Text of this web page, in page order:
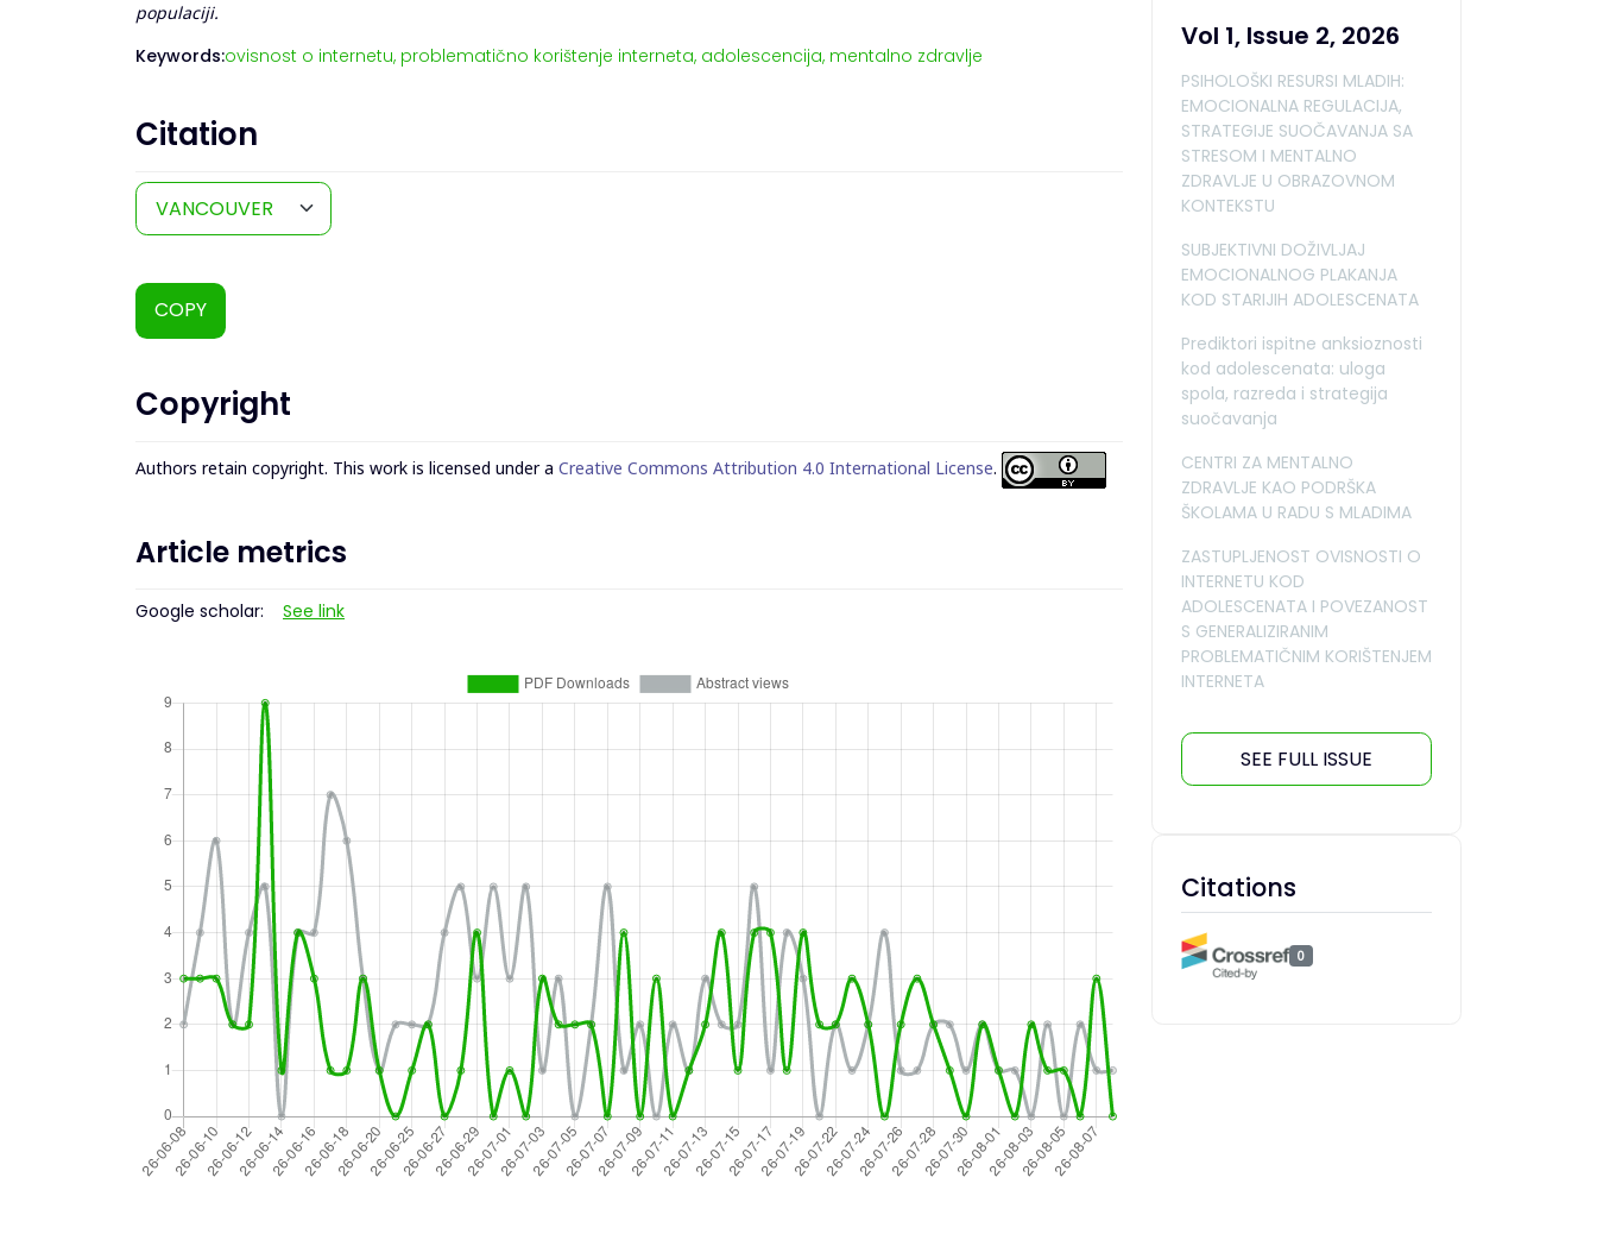
populaciji.
Keywords:ovisnost o internetu, problematično korištenje interneta, adolescencija, mentalno zdravlje
Citation
COPY
Copyright
Authors retain copyright. This work is licensed under a Creative Commons Attribution 4.0 International License.
Article metrics
Google scholar: See link
Vol 1, Issue 2, 2026
PSIHOLOŠKI RESURSI MLADIH:
EMOCIONALNA REGULACIJA,
STRATEGIJE SUOČAVANJA SA
STRESOM I MENTALNO
ZDRAVLJE U OBRAZOVNOM
KONTEKSTU
SUBJEKTIVNI DOŽIVLJAJ
EMOCIONALNOG PLAKANJA
KOD STARIJIH ADOLESCENATA
Prediktori ispitne anksioznosti
kod adolescenata: uloga
spola, razreda i strategija
suočavanja
CENTRI ZA MENTALNO
ZDRAVLJE KAO PODRŠKA
ŠKOLAMA U RADU S MLADIMA
ZASTUPLJENOST OVISNOSTI O
INTERNETU KOD
ADOLESCENATA I POVEZANOST
S GENERALIZIRANIM
PROBLEMATIČNIM KORIŠTENJEM
INTERNETA
SEE FULL ISSUE
Citations
0